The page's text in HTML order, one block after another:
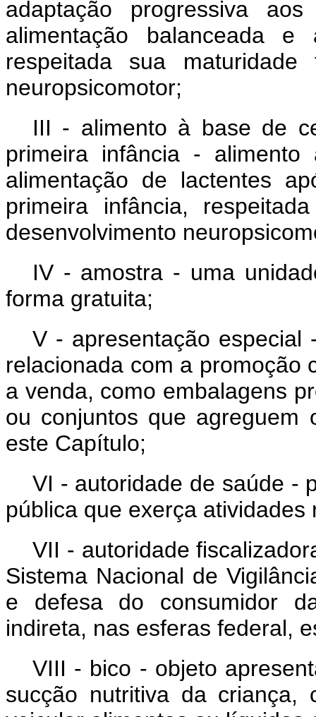
adaptação progressiva
alimentação balanceada e
respeitada sua
neuropsicomotor;
III - alimento à base de
primeira infância -
alimentação de lactentes
primeira infância,
desenvolvimento
IV - amostra - uma
forma gratuita;
V - apresentação especial
relacionada com a promoção
a venda, como embalagens
ou conjuntos que agreguem
este Capítulo;
VI - autoridade de saúde -
pública que exerça
VII - autoridade
Sistema Nacional de
e defesa do consumidor
indireta, nas esferas federal,
VIII - bico - objeto
sucção nutritiva da criança,